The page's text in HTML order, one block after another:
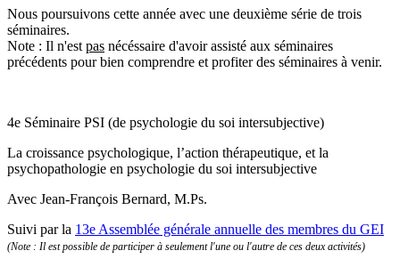
Nous poursuivons cette année avec une deuxième série de trois
séminaires.
Note : Il n'est pas nécéssaire d'avoir assisté aux séminaires
précédents pour bien comprendre et profiter des séminaires à venir.
4e Séminaire PSI (de psychologie du soi intersubjective)
La croissance psychologique, l’action thérapeutique, et la
psychopathologie en psychologie du soi intersubjective
Avec Jean-François Bernard, M.Ps.
Suivi par la 13e Assemblée générale annuelle des membres du GEI
(Note : Il est possible de participer à seulement l'une ou l'autre de ces deux activités)